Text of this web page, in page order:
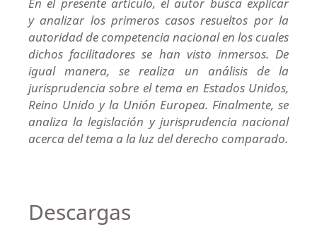
y analizar los primeros casos resueltos por la
autoridad de competencia nacional en los cuales
dichos facilitadores se han visto inmersos. De
igual manera, se realiza un análisis de la
jurisprudencia sobre el tema en Estados Unidos,
Reino Unido y la Unión Europea. Finalmente, se
analiza la legislación y jurisprudencia nacional
acerca del tema a la luz del derecho comparado.
Descargas